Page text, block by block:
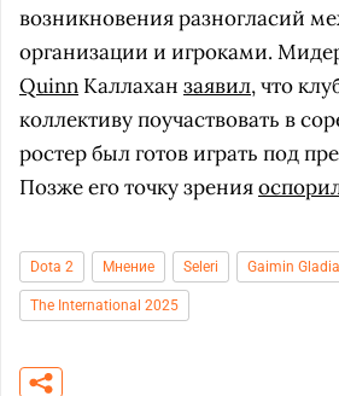
возникновения разногласий
организации и игроками.
Quinn Каллахан заявил, что
коллективу поучаствовать в
ростер был готов играть под
Позже его точку зрения
Dota 2 Мнение Seleri Gaimin
The International 2025